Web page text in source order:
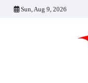
Sun, Aug 9, 2026